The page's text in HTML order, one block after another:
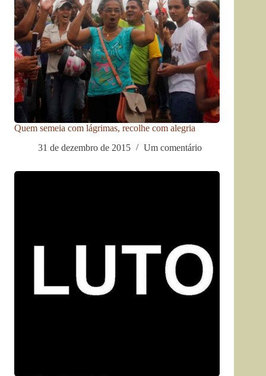
Quem semeia com lágrimas, recolhe com alegria
31 de dezembro de 2015
Um comentário